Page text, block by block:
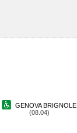
GENOVA BRIGNOLE
(08.04)